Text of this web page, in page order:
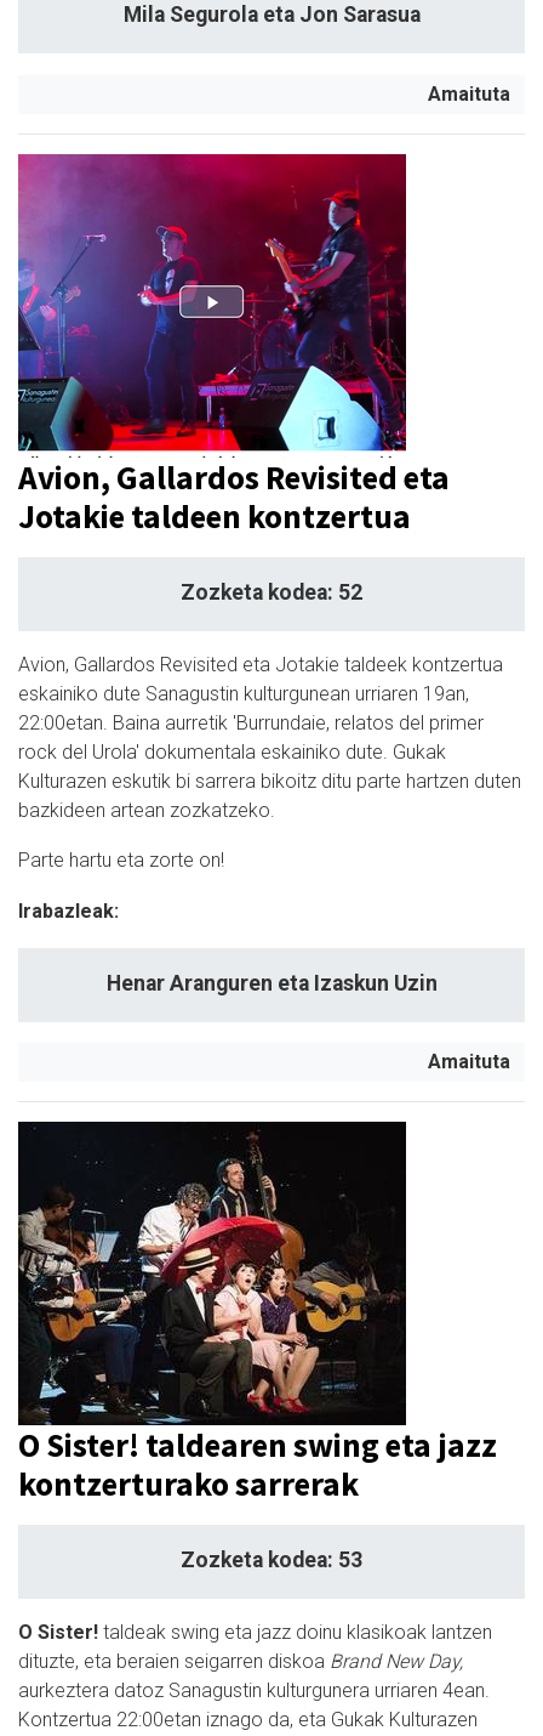
Mila Segurola eta Jon Sarasua
Amaituta
Avion, Gallardos Revisited eta
Jotakie taldeen kontzertua
Zozketa kodea: 52
Avion, Gallardos Revisited eta Jotakie taldeek kontzertua
eskainiko dute Sanagustin kulturgunean urriaren 19an,
22:00etan. Baina aurretik 'Burrundaie, relatos del primer
rock del Urola' dokumentala eskainiko dute. Gukak
Kulturazen eskutik bi sarrera bikoitz ditu parte hartzen duten
bazkideen artean zozkatzeko.
Parte hartu eta zorte on!
Irabazleak:
Henar Aranguren eta Izaskun Uzin
Amaituta
O Sister! taldearen swing eta jazz
kontzerturako sarrerak
Zozketa kodea: 53
O Sister! taldeak swing eta jazz doinu klasikoak lantzen
dituzte, eta beraien seigarren diskoa Brand New Day,
aurkeztera datoz Sanagustin kulturgunera urriaren 4ean.
Kontzertua 22:00etan iznago da, eta Gukak Kulturazen